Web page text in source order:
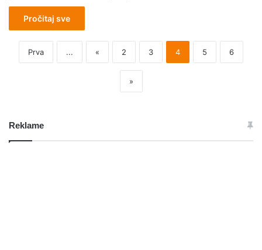
Pročitaj sve
Prva ... « 2 3 4 5 6
»
Reklame